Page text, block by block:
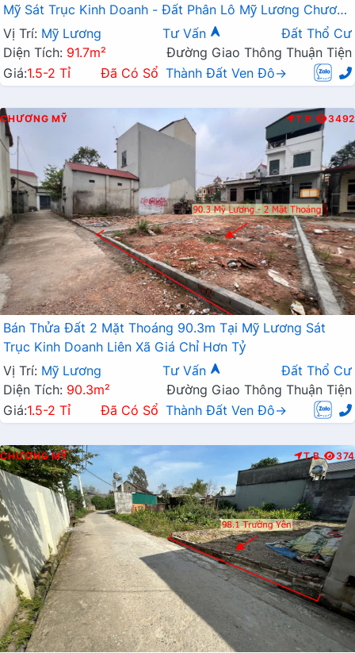
Mỹ Sát Trục Kinh Doanh - Đất Phân Lô Mỹ Lương Chương
Mỹ
Vị Trí: Mỹ Lương Tư Vấn
Đất Thổ Cư
Diện Tích: 91.7m²
Đường Giao Thông Thuận Tiện
Giá:1.5-2 Tỉ Đã Có Sổ Thành Đất Ven Đô→
CHƯƠNG MỸ T.B 3492
Bán Thửa Đất 2 Mặt Thoáng 90.3m Tại Mỹ Lương Sát
Trục Kinh Doanh Liên Xã Giá Chỉ Hơn Tỷ
Vị Trí: Mỹ Lương Tư Vấn
Đất Thổ Cư
Diện Tích: 90.3m²
Đường Giao Thông Thuận Tiện
Giá:1.5-2 Tỉ Đã Có Sổ Thành Đất Ven Đô→
CHƯƠNG MỸ T.B 374